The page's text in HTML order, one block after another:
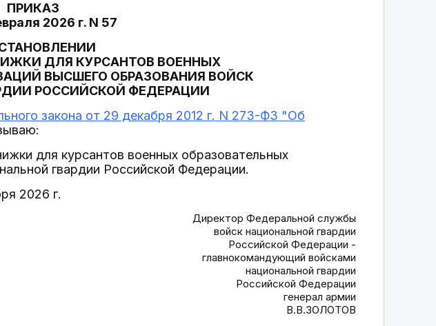
ПРИКАЗ
2026 г. N 57
ДЛЯ КУРСАНТОВ ВОЕННЫХ
ВЫСШЕГО ОБРАЗОВАНИЯ ВОЙСК
РОССИЙСКОЙ ФЕДЕРАЦИИ
закона от 29 декабря 2012 г. N 273-ФЗ "Об
для курсантов военных образовательных
гвардии Российской Федерации.
2026 г.
Директор Федеральной службы
войск национальной гвардии
Российской Федерации -
главнокомандующий войсками
национальной гвардии
Российской Федерации
генерал армии
В.В.ЗОЛОТОВ